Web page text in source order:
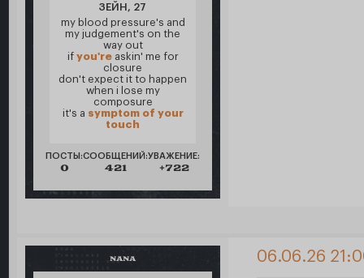
ЗЕЙН, 27
my blood pressure's and
my judgement's on the
way out
if you'reaskin' me for
closure
don't expect it to happen
when i lose my
composure
it's a symptom of your
touch
ПОСТЫ:
0
СООБЩЕНИЙ:
421
УВАЖЕНИЕ:
+722
NANA 06.06.26